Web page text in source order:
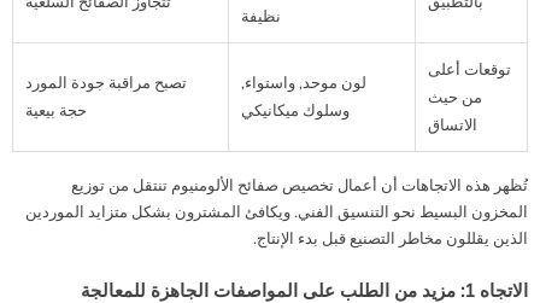
نظيفة
توقعات أعلى
من حيث
الاتساق
لون موحد, واستواء,
وسلوك ميكانيكي
تصبح مراقبة جودة المورد
حجة بيعية
تُظهر هذه الاتجاهات أن أعمال تخصيص صفائح الألومنيوم تنتقل من توزيع
المخزون البسيط نحو التنسيق الفني. ويكافئ المشترون بشكل متزايد الموردين
الذين يقللون مخاطر التصنيع قبل بدء الإنتاج.
الاتجاه 1: مزيد من الطلب على المواصفات الجاهزة للمعالجة